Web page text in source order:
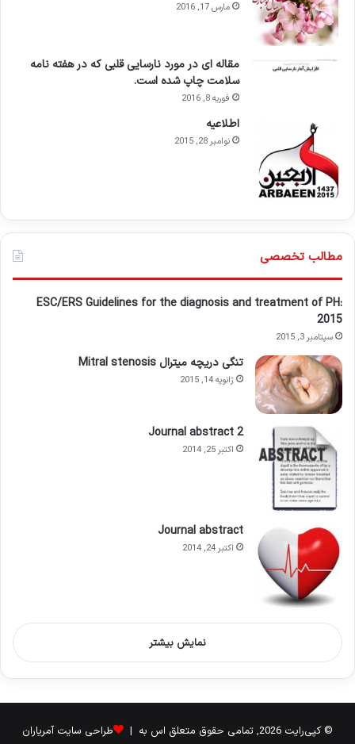
مارس 17, 2016
مقاله ای در مورد نارسایی قلبی که در هفته نامه
سلامت چاپ شده است.
فوریه 8, 2016
اطلاعيه
نوامبر 28, 2015
مطالب تخصصی
ESC/ERS Guidelines for the diagnosis and treatment of PH:
2015
سپتامبر 3, 2015
تنگی دریچه میترال Mitral stenosis
ژانویه 14, 2015
Journal abstract 2
اکتبر 25, 2014
Journal abstract
اکتبر 24, 2014
نمایش بیشتر
© کپی‌رایت 2026, تمامی حقوق متعلق اس به | طراحی سایت آمریاران